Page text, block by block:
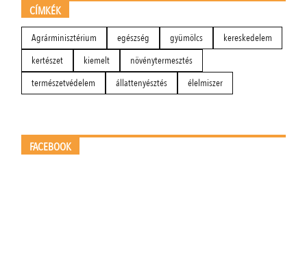
CÍMKÉK
Agrárminisztérium egészség gyümölcs
kereskedelem
kertészet
kiemelt
növénytermesztés
természetvédelem
állattenyésztés élelmiszer
FACEBOOK